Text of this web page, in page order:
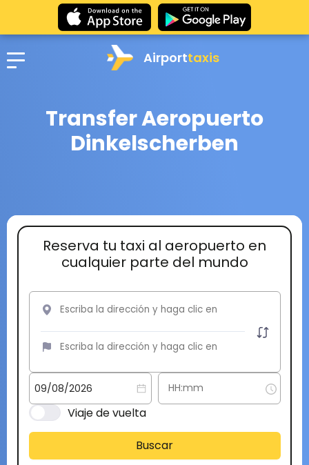
Airporttaxis
Transfer Aeropuerto
Dinkelscherben
Reserva tu taxi al aeropuerto en
cualquier parte del mundo
Viaje de vuelta
Buscar